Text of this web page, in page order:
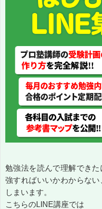
勉強法を読んで理解でき
強すればいいかわからな
しまいます。
こちらのLINE講座では